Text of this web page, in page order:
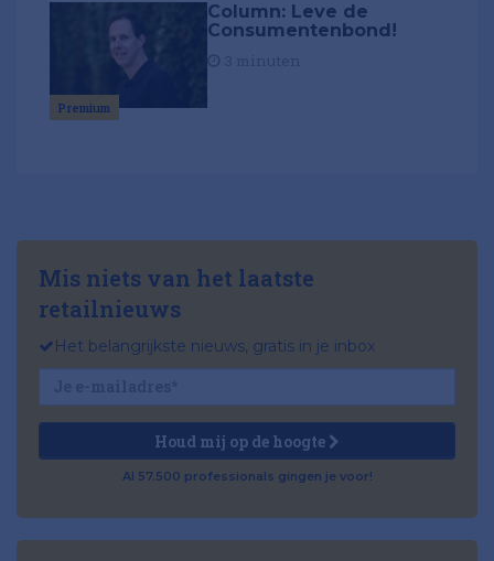
Premium
Column: Leve de
Consumentenbond!
Mis niets van het laatste
retailnieuws
Het belangrijkste nieuws, gratis in je inbox
Houd mij op de hoogte
Al 57.500 professionals gingen je voor!